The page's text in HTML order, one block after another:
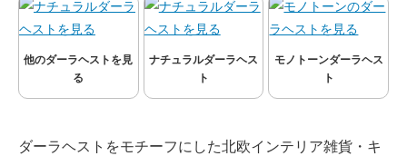
他のダーラヘストを見
る
ナチュラルダーラヘス
ト
モノトーンダーラヘス
ト
ダーラヘストをモチーフにした北欧インテリア雑貨・キ